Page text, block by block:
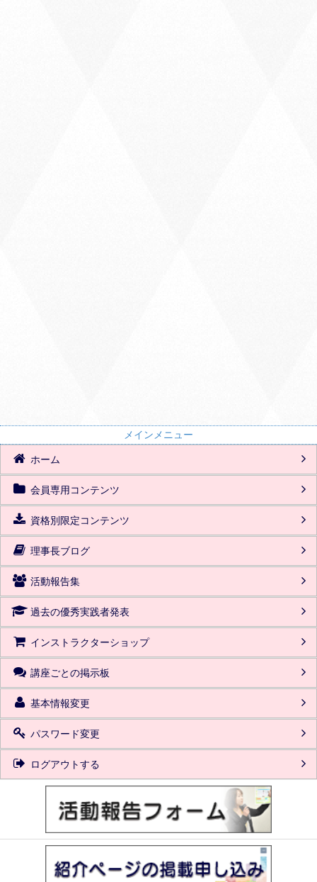
メインメニュー
ホーム
会員専用コンテンツ
資格別限定コンテンツ
理事長ブログ
活動報告集
過去の優秀実践者発表
インストラクターショップ
講座ごとの掲示板
基本情報変更
パスワード変更
ログアウトする